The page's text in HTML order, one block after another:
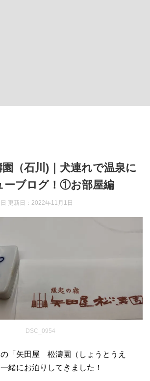
（石川)｜犬連れで温泉に
ーブログ！①お部屋編
更新日： 2022年11月1日
DSC_0954
「矢田屋 松濤園（しょうとうえ
緒にお泊りしてきました！